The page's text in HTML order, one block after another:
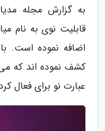
کشف نموده اند که
عبارت نو برای فعال